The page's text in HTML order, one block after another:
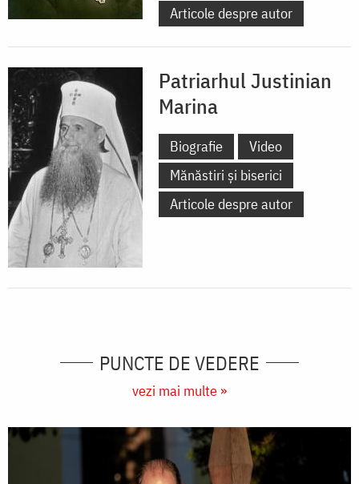
Articole despre autor
Patriarhul Justinian
Marina
Biografie
Video
Mănăstiri și biserici
Articole despre autor
PUNCTE DE VEDERE
vezi mai multe »